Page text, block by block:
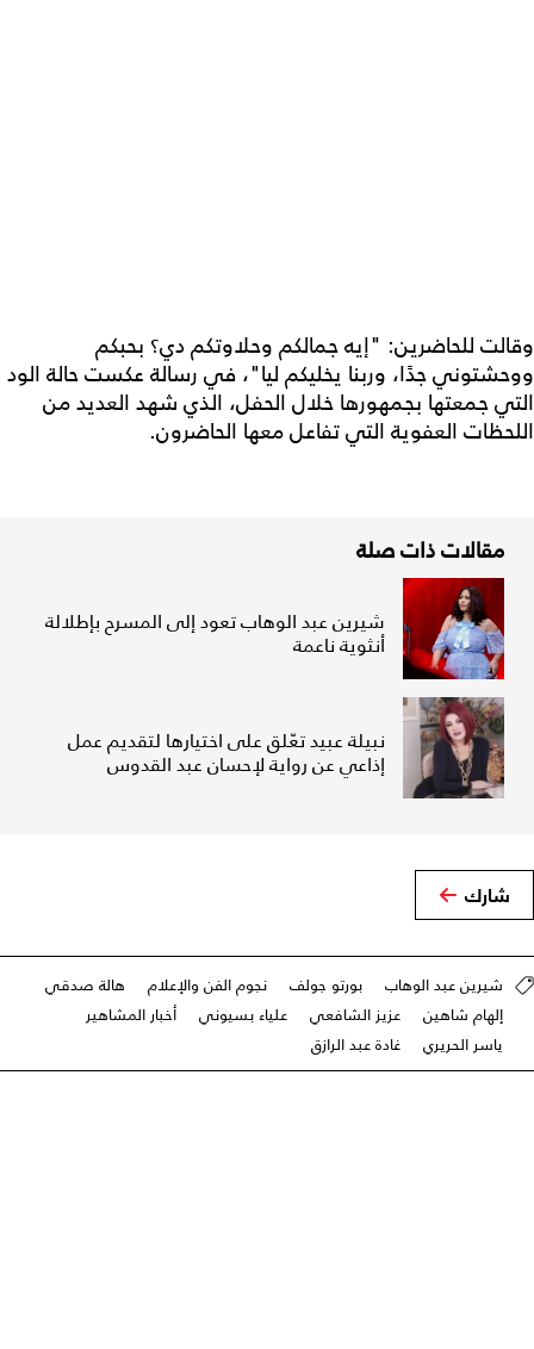
وقالت للحاضرين: "إيه جمالكم وحلاوتكم دي؟ بحبكم
ووحشتوني جدًا، وربنا يخليكم ليا"، في رسالة عكست حالة الود
التي جمعتها بجمهورها خلال الحفل، الذي شهد العديد من
اللحظات العفوية التي تفاعل معها الحاضرون.
مقالات ذات صلة
شيرين عبد الوهاب تعود إلى المسرح بإطلالة
أنثوية ناعمة
نبيلة عبيد تعّلق على اختيارها لتقديم عمل
إذاعي عن رواية لإحسان عبد القدوس
شارك
شيرين عبد الوهاب بورتو جولف نجوم الفن والإعلام
هالة صدقي
إلهام شاهين
عزيز الشافعي علياء بسيوني
أخبار المشاهير
ياسر الحريري
غادة عبد الرازق